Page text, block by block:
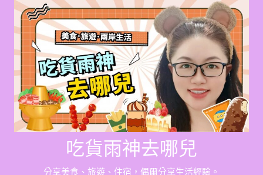
Skip
content
吃貨雨神去哪兒
分享美食、旅遊、住宿，偶爾分享生活經驗。